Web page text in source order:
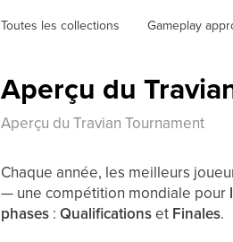
Toutes les collections Gameplay
Aperçu du
Aperçu du Travian Tournament
Chaque année, les meilleurs
— une compétition mondiale pour
phases :Qualificationset Finales.